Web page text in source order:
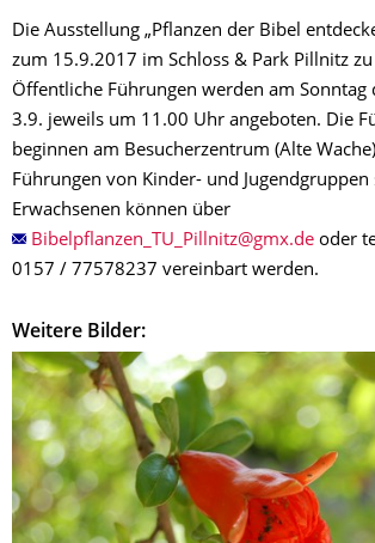
Die Ausstellung „Pflanzen der Bibel
zum 15.9.2017 im Schloss & Park Pillnitz zu
Öffentliche Führungen werden am Sonntag
3.9. jeweils um 11.00 Uhr angeboten. Die
beginnen am Besucherzentrum (Alte
Führungen von Kinder- und Jugendgruppen
Erwachsenen können über
oder
0157 / 77578237 vereinbart werden.
Weitere Bilder: